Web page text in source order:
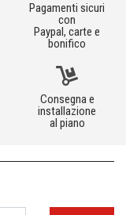
Pagamenti sicuri
con
Paypal, carte e
bonifico
Consegna e
installazione
al piano